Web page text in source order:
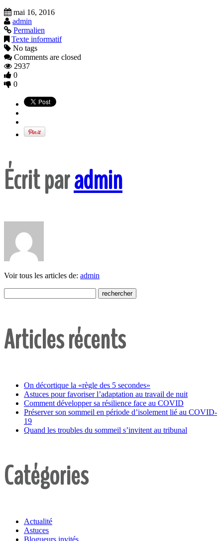
mai 16, 2016
admin
Permalien
Texte informatif
No tags
Comments are closed
2937
0
0
Écrit paradmin
Voir tous les articles de: admin
Articles récents
On décortique la «règle des 5 secondes»
Astuces pour favoriser l’adaptation au travail de nuit
Comment développer sa résilience face au COVID
Préserver son sommeil en période d’isolement lié au COVID-
19
Quand les troubles du sommeil s’invitent au tribunal
Catégories
Actualité
Astuces
Blogueurs invités